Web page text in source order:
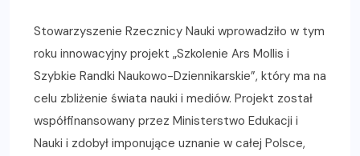
Stowarzyszenie Rzecznicy Nauki wprowadziło w tym
roku innowacyjny projekt „Szkolenie Ars Mollis i
Szybkie Randki Naukowo-Dziennikarskie”, który ma na
celu zbliżenie świata nauki i mediów. Projekt został
współfinansowany przez Ministerstwo Edukacji i
Nauki i zdobył imponujące uznanie w całej Polsce,